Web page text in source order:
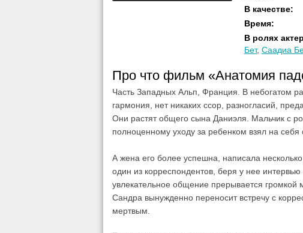
В качестве:
Время:
В ролях
Бет, Саадиа
Про что фильм «Анатомия
Часть Западных Альп, Франция. В небогатом
гармония, нет никаких ссор, разногласий,
Они растят общего сына Даниэля. Мальчик с
полноценному уходу за ребенком взял на
А жена его более успешна, написала
один из корреспондентов, беря у нее
увлекательное общение прерывается громкой
Сандра вынужденно переносит встречу с
мертвым.